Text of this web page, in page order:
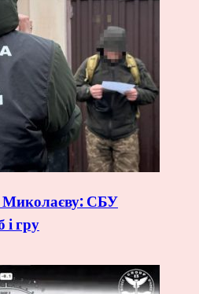
Миколаєву: СБУ
і гру